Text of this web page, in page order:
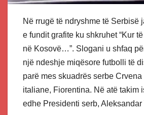
Në rrugë të ndryshme të Serbisë
e fundit grafite ku shkruhet “Kur
në Kosovë…”. Slogani u shfaq
një ndeshje miqësore futbolli të
parë mes skuadrës serbe
italiane, Fiorentina. Në atë takim
edhe Presidenti serb, Aleksandar